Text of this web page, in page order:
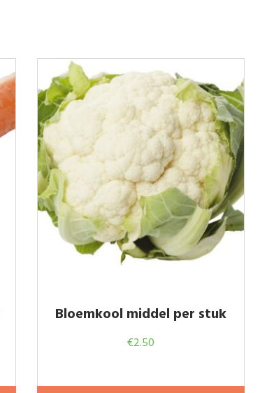
Bloemkool middel per stuk
€2.50